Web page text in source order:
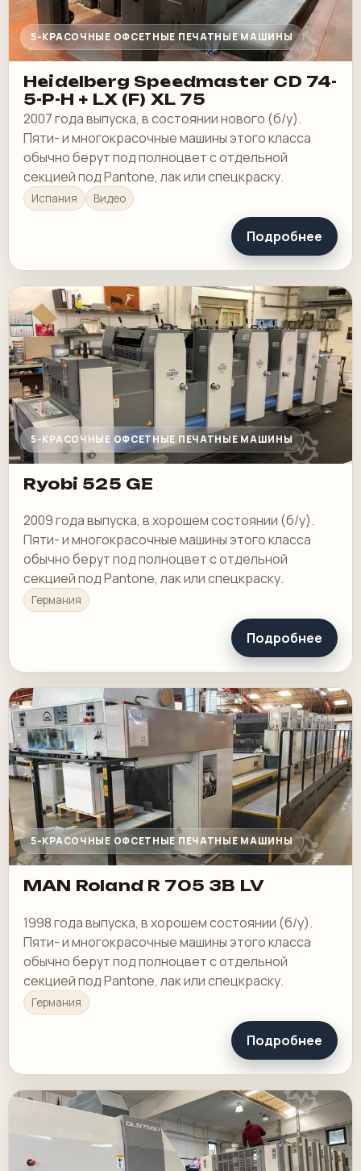
5-КРАСОЧНЫЕ ОФСЕТНЫЕ ПЕЧАТНЫЕ МАШИНЫ
Heidelberg Speedmaster CD 74-
5-P-H + LX (F) XL 75
2007 года выпуска, в состоянии нового (б/у).
Пяти- и многокрасочные машины этого класса
обычно берут под полноцвет с отдельной
секцией под Pantone, лак или спецкраску.
Испания Видео
Подробнее
5-КРАСОЧНЫЕ ОФСЕТНЫЕ ПЕЧАТНЫЕ МАШИНЫ
Ryobi 525 GE
2009 года выпуска, в хорошем состоянии (б/у).
Пяти- и многокрасочные машины этого класса
обычно берут под полноцвет с отдельной
секцией под Pantone, лак или спецкраску.
Германия
Подробнее
5-КРАСОЧНЫЕ ОФСЕТНЫЕ ПЕЧАТНЫЕ МАШИНЫ
MAN Roland R 705 3B LV
1998 года выпуска, в хорошем состоянии (б/у).
Пяти- и многокрасочные машины этого класса
обычно берут под полноцвет с отдельной
секцией под Pantone, лак или спецкраску.
Германия
Подробнее